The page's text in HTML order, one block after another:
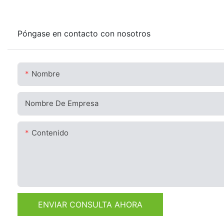
Póngase en contacto con nosotros
Nombre
Nombre De Empresa
Contenido
ENVIAR CONSULTA AHORA